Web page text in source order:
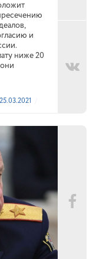
и
ниже 20
25.03.2021